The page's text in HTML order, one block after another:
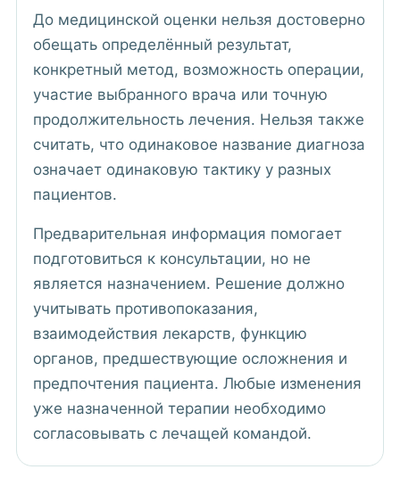
До медицинской оценки нельзя достоверно
обещать определённый результат,
конкретный метод, возможность операции,
участие выбранного врача или точную
продолжительность лечения. Нельзя также
считать, что одинаковое название диагноза
означает одинаковую тактику у разных
пациентов.
Предварительная информация помогает
подготовиться к консультации, но не
является назначением. Решение должно
учитывать противопоказания,
взаимодействия лекарств, функцию
органов, предшествующие осложнения и
предпочтения пациента. Любые изменения
уже назначенной терапии необходимо
согласовывать с лечащей командой.